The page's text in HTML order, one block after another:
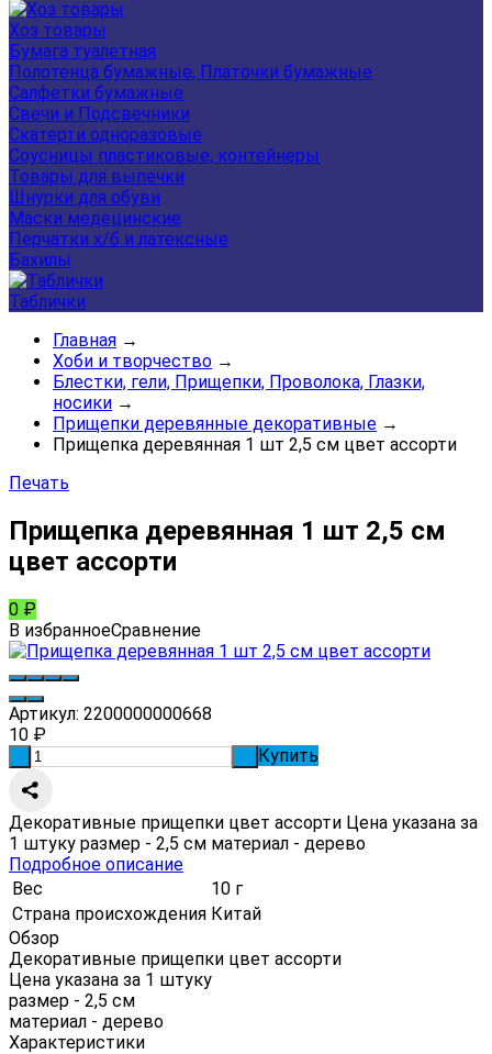
Хоз товары
Бумага туалетная
Полотенца бумажные, Платочки бумажные
Салфетки бумажные
Свечи и Подсвечники
Скатерти одноразовые
Соусницы пластиковые, контейнеры
Товары для выпечки
Шнурки для обуви
Маски медецинские
Перчатки х/б и латексные
Бахилы
Таблички
Главная →
Хоби и творчество →
Блестки, гели, Прищепки, Проволока, Глазки,
носики →
Прищепки деревянные декоративные →
Прищепка деревянная 1 шт 2,5 см цвет ассорти
Печать
Прищепка деревянная 1 шт 2,5 см
цвет ассорти
0 ₽
В избранноеСравнение
Артикул: 2200000000668
10 ₽
Купить
Декоративные прищепки цвет ассорти Цена указана за
1 штуку размер - 2,5 см материал - дерево
Подробное описание
Вес
10 г
Страна происхождения Китай
Обзор
Декоративные прищепки цвет ассорти
Цена указана за 1 штуку
размер - 2,5 см
материал - дерево
Характеристики